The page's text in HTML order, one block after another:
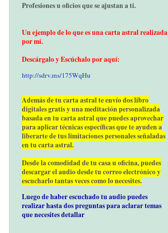
Profesiones u oficios que se ajustan a ti.
Un ejemplo de lo que es una carta astral realizada
por mí.
Descárgalo y Escúchalo por aquí:
http://sdrv.ms/175WqHu
Además de tu carta astral te envío dos libro
digitales gratis y una meditación personalizada
basada en tu carta astral que puedes aprovechar
para aplicar técnicas específicas que te ayuden a
liberarte de tus limitaciones personales señaladas
en tu carta astral.
Desde la comodidad de tu casa u oficina, puedes
descargar el audio desde tu correo electrónico y
escucharlo tantas veces como lo necesites.
Luego de haber escuchado tu audio puedes
realizar hasta dos preguntas para aclarar temas
que necesites detallar